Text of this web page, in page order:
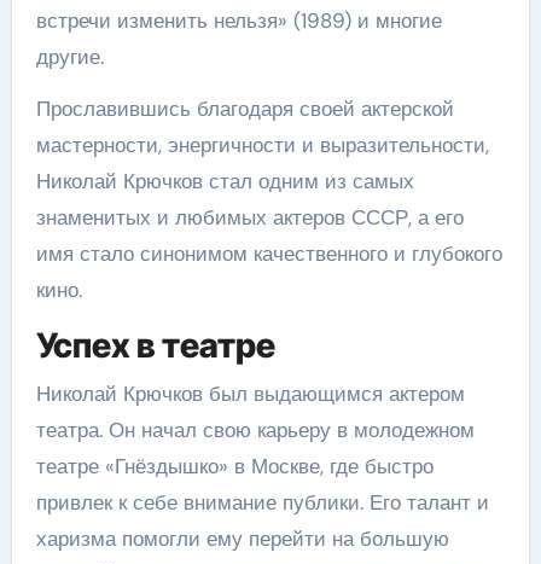
встречи изменить нельзя» (1989) и многие
другие.
Прославившись благодаря своей актерской
мастерности, энергичности и выразительности,
Николай Крючков стал одним из самых
знаменитых и любимых актеров СССР, а его
имя стало синонимом качественного и глубокого
кино.
Успех в театре
Николай Крючков был выдающимся актером
театра. Он начал свою карьеру в молодежном
театре «Гнёздышко» в Москве, где быстро
привлек к себе внимание публики. Его талант и
харизма помогли ему перейти на большую